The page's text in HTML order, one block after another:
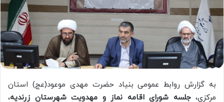
به گزارش روابط عمومی بنیاد حضرت مهدی موعود(عج) استان
مرکزی،جلسه شورای اقامه نماز و مهدویت شهرستان زرندیه،